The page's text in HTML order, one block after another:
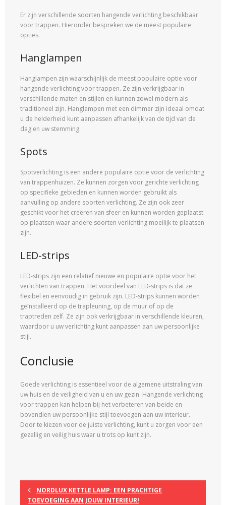
Er zijn verschillende soorten hangende verlichting beschikbaar
voor trappen. Hieronder bespreken we de meest populaire
opties.
Hanglampen
Hanglampen zijn waarschijnlijk de meest populaire optie voor
hangende verlichting voor trappen. Ze zijn verkrijgbaar in
verschillende maten en stijlen en kunnen zowel modern als
traditioneel zijn. Hanglampen met een dimmer zijn ideaal omdat
u de helderheid kunt aanpassen afhankelijk van de tijd van de
dag en uw stemming.
Spots
Spotverlichting is een andere populaire optie voor de verlichting
van trappenhuizen. Ze kunnen zorgen voor gerichte verlichting
op specifieke gebieden en kunnen worden gebruikt als
aanvulling op andere soorten verlichting. Ze zijn ook zeer
geschikt voor het creëren van sfeer en kunnen worden geplaatst
op plaatsen waar andere soorten verlichting moeilijk te plaatsen
zijn.
LED-strips
LED-strips zijn een relatief nieuwe en populaire optie voor het
verlichten van trappen. Het voordeel van LED-strips is dat ze
flexibel en eenvoudig in gebruik zijn. LED-strips kunnen worden
geïnstalleerd op de trapleuning, op de muur of op de
traptreden zelf. Ze zijn ook verkrijgbaar in verschillende kleuren,
waardoor u uw verlichting kunt aanpassen aan uw persoonlijke
stijl.
Conclusie
Goede verlichting is essentieel voor de algemene uitstraling van
uw huis en de veiligheid van u en uw gezin. Hangende verlichting
voor trappen kan helpen bij het verbeteren van beide en
bovendien uw persoonlijke stijl toevoegen aan uw interieur.
Door te kiezen voor de juiste verlichting, kunt u zorgen voor een
gezellig en veilig huis waar u trots op kunt zijn.
NORDLUX KETTLE LAMP: EEN PRACHTIGE
TOEVOEGING AAN JOUW INTERIEUR!